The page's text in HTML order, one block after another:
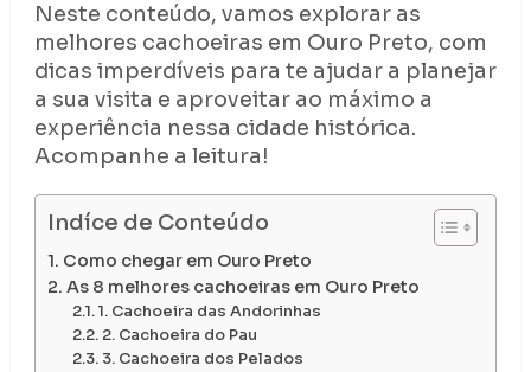
Neste conteúdo, vamos explorar as
melhores cachoeiras em Ouro Preto, com
dicas imperdíveis para te ajudar a planejar
a sua visita e aproveitar ao máximo a
experiência nessa cidade histórica.
Acompanhe a leitura!
Indíce de Conteúdo
Como chegar em Ouro Preto
As 8 melhores cachoeiras em Ouro Preto
1. Cachoeira das Andorinhas
2. Cachoeira do Pau
3. Cachoeira dos Pelados